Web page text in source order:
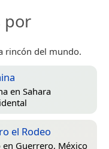
por
rincón del mundo.
en Sahara
el Rodeo
en Guerrero, México